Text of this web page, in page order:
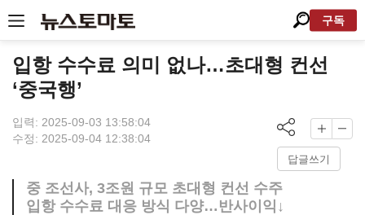
구독
입항 수수료 의미 없나…초대형 컨선
‘중국행’
입력: 2025-09-03 13:58:04
수정: 2025-09-04 12:38:04
답글쓰기
중 조선사, 3조원 규모 초대형 컨선 수주
입항 수수료 대응 방식 다양…반사이익↓